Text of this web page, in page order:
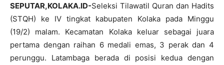
SEPUTAR,KOLAKA.ID-Seleksi Tilawatil Quran dan Hadits
(STQH) ke IV tingkat kabupaten Kolaka pada Minggu
(19/2) malam. Kecamatan Kolaka keluar sebagai juara
pertama dengan raihan 6 medali emas, 3 perak dan 4
perunggu. Latambaga berada di posisi kedua dengan